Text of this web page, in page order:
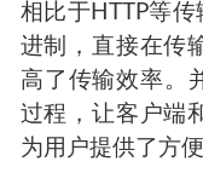
相比于HTTP等
进制，直接在传
高了传输效率。
过程，让客户端
为用户提供了方便